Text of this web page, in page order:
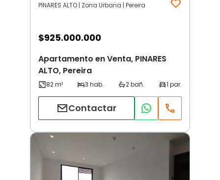
PINARES ALTO | Zona Urbana | Pereira
$925.000.000
Apartamento en Venta, PINARES
ALTO, Pereira
Contactar